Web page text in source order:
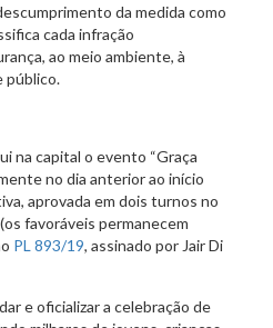
da medida como
cada infração
ao meio ambiente, à
público.
na capital o evento “Graça
no dia anterior ao início
aprovada em dois turnos no
favoráveis permanecem
PL 893/19, assinado por Jair Di
e oficializar a celebração de